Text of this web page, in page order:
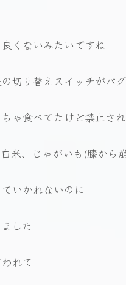
くないみたいですね
切り替えスイッチがバ
ゃ食べてたけど禁止さ
米、じゃがいも(膝から
いかれないのに
した
れて